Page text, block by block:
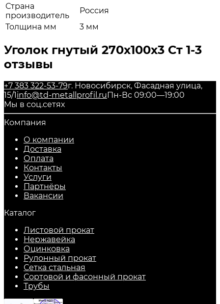
Страна
производитель
Россия
Толщина мм
3 мм
Уголок гнутый 270х100х3 Ст 1-3
отзывы
+7 383 322-53-79г. Новосибирск, Фасадная улица,
15/1info@td-metallprofil.ruПн-Вс 09:00—19:00
Мы в соц.сетях
Компания
О компании
Доставка
Оплата
Контакты
Услуги
Партнёры
Вакансии
Каталог
Листовой прокат
Нержавейка
Оцинковка
Рулонный прокат
Сетка стальная
Сортовой и фасонный прокат
Трубы